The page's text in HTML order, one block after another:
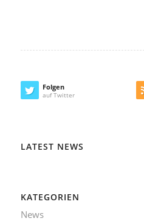
Folgen
auf Twitter
LATEST NEWS
KATEGORIEN
News